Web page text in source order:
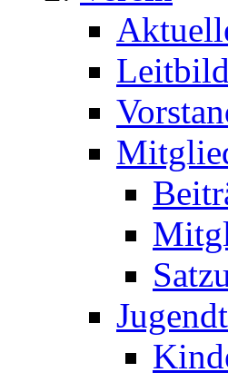
Leitbild